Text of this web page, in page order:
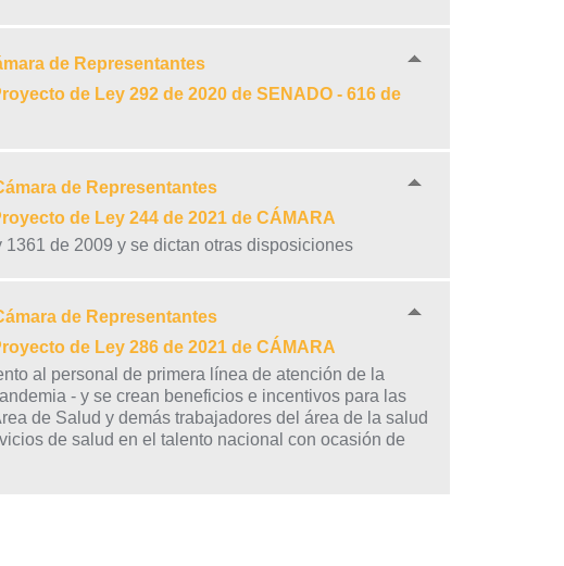
de Representantes
de Ley 292 de 2020 de SENADO - 616 de
de Representantes
de Ley 244 de 2021 de CÁMARA
de 2009 y se dictan otras disposiciones
de Representantes
de Ley 286 de 2021 de CÁMARA
al personal de primera línea de atención de la
- y se crean beneficios e incentivos para las
de Salud y demás trabajadores del área de la salud
de salud en el talento nacional con ocasión de